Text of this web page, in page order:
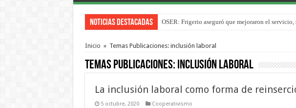
Noticias Destacadas OSER: Frigerio aseguró que mejoraron el
Por primera vez hicieron una cirugía de
Inicio » Temas Publicaciones: inclusión laboral
Temas Publicaciones: inclusión laboral
La inclusión laboral como forma de
5 octubre, 2020 Cooperativismo